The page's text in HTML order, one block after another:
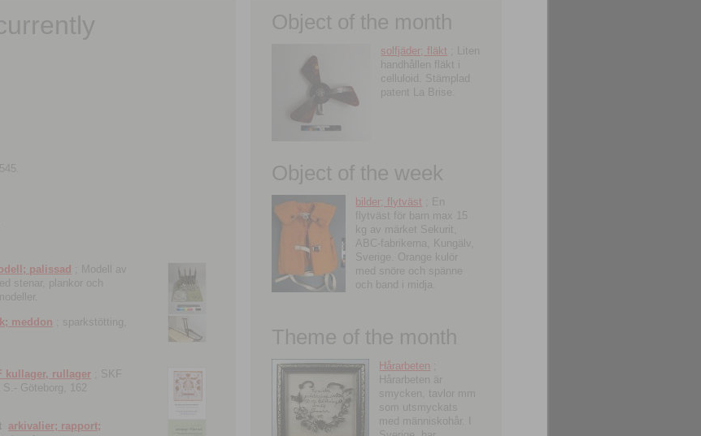
palissad
; Modell av
stenar, plankor och
meddon ; sparkstötting,
kullager, rullager ; SKF
S.- Göteborg, 162
arkivalier; rapport;
Object of the month
solfjäder; fläkt ; Liten
handhållen fläkt i
celluloid. Stämplad
patent La Brise.
Object of the week
bilder; flytväst ; En
flytväst för barn max 15
kg av märket Sekurit,
ABC-fabrikerna, Kungälv,
Sverige. Orange kulör
med snöre och spänne
och band i midja.
Theme of the month
Hårarbeten
Hårarbeten är
smycken, tavlor mm
som utsmyckats
med människohår. I